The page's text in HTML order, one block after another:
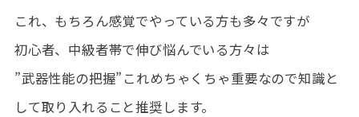
これ、もちろん感覚でやっている方も多々ですが
初心者、中級者帯で伸び悩んでいる方々は
”武器性能の把握”これめちゃくちゃ重要なので知識と
して取り入れること推奨します。